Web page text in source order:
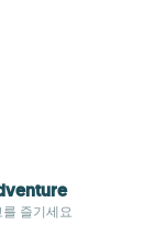
즐기세요